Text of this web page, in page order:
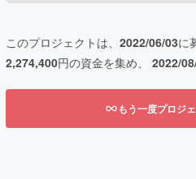
このプロジェクトは、 2022/06/03に
2,274,400円の資金を集め、 2022/
もう一度プロジ